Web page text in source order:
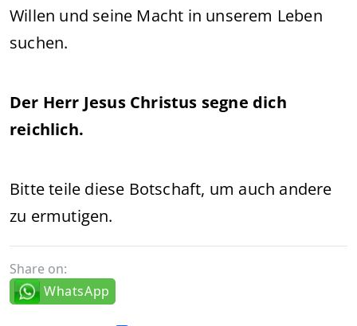
Willen und seine Macht in unserem Leben
suchen.
Der Herr Jesus Christus segne dich
reichlich.
Bitte teile diese Botschaft, um auch andere
zu ermutigen.
Share on:
WhatsApp